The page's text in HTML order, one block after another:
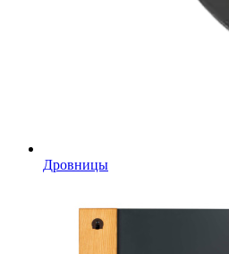
Дровницы